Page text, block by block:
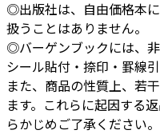
◎出版社は、自由価格本
扱うことはありません。
◎バーゲンブックには、
シール貼付・捺印・罫線
また、商品の性質上、若
ます。これらに起因する
らかじめご了承ください。